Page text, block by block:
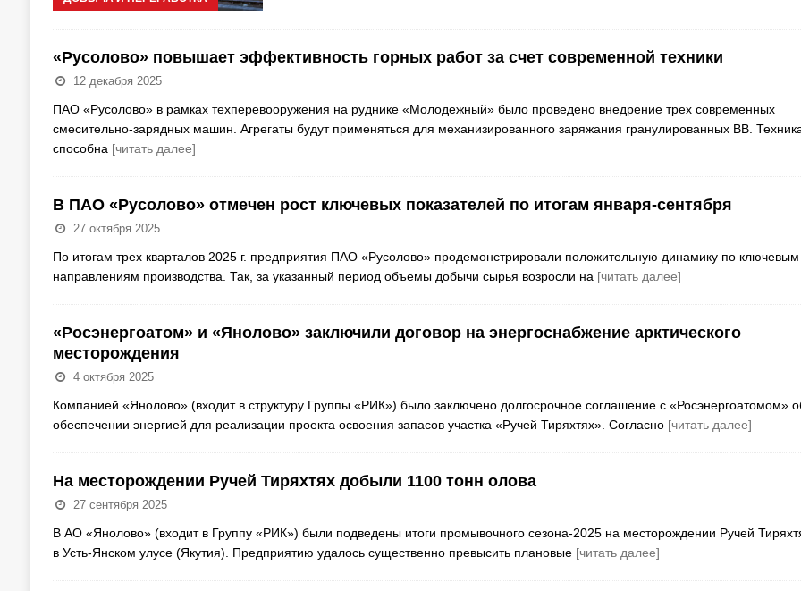
«Русолово» повышает эффективность горных работ за счет современной техники
12 декабря 2025
ПАО «Русолово» в рамках техперевооружения на руднике «Молодежный» было проведено внедрение трех современных
смесительно-зарядных машин. Агрегаты будут применяться для механизированного заряжания гранулированных ВВ.
способна [читать далее]
В ПАО «Русолово» отмечен рост ключевых показателей по итогам января-сентября
27 октября 2025
По итогам трех кварталов 2025 г. предприятия ПАО «Русолово» продемонстрировали положительную динамику по ключевым
направлениям производства. Так, за указанный период объемы добычи сырья возросли на [читать далее]
«Росэнергоатом» и «Янолово» заключили договор на энергоснабжение арктического
месторождения
4 октября 2025
Компанией «Янолово» (входит в структуру Группы «РИК») было заключено долгосрочное соглашение с «Росэнергоатомом»
обеспечении энергией для реализации проекта освоения запасов участка «Ручей Тиряхтях». Согласно [читать далее]
На месторождении Ручей Тиряхтях добыли 1100 тонн олова
27 сентября 2025
В АО «Янолово» (входит в Группу «РИК») были подведены итоги промывочного сезона-2025 на месторождении Ручей
в Усть-Янском улусе (Якутия). Предприятию удалось существенно превысить плановые [читать далее]